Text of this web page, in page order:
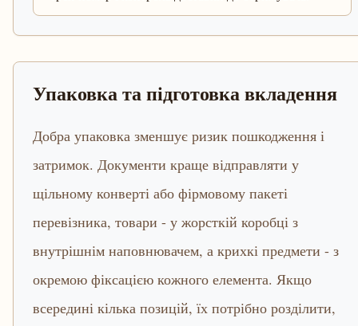
Упаковка та підготовка вкладення
Добра упаковка зменшує ризик пошкодження і
затримок. Документи краще відправляти у
щільному конверті або фірмовому пакеті
перевізника, товари - у жорсткій коробці з
внутрішнім наповнювачем, а крихкі предмети - з
окремою фіксацією кожного елемента. Якщо
всередині кілька позицій, їх потрібно розділити,